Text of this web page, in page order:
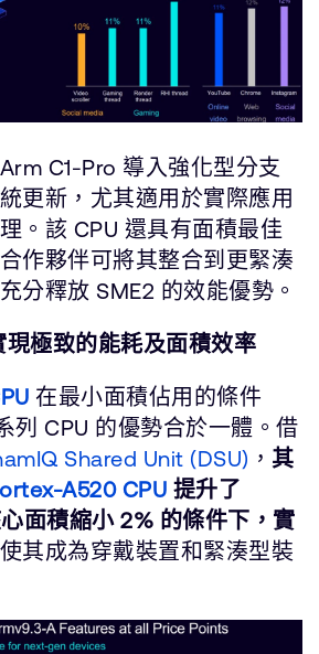
C1-Pro 導入強化型分支
更新，尤其適用於實際應用
。該 CPU 還具有面積最佳
作夥伴可將其整合到更緊湊
分釋放 SME2 的效能優勢。
極致的能耗及面積效率
在最小面積佔用的條件
列 CPU 的優勢合於一體。借
Shared Unit (DSU) ， 其
A520 CPU 提升了
面積縮小 2% 的條件下，實
使其成為穿戴裝置和緊湊型裝